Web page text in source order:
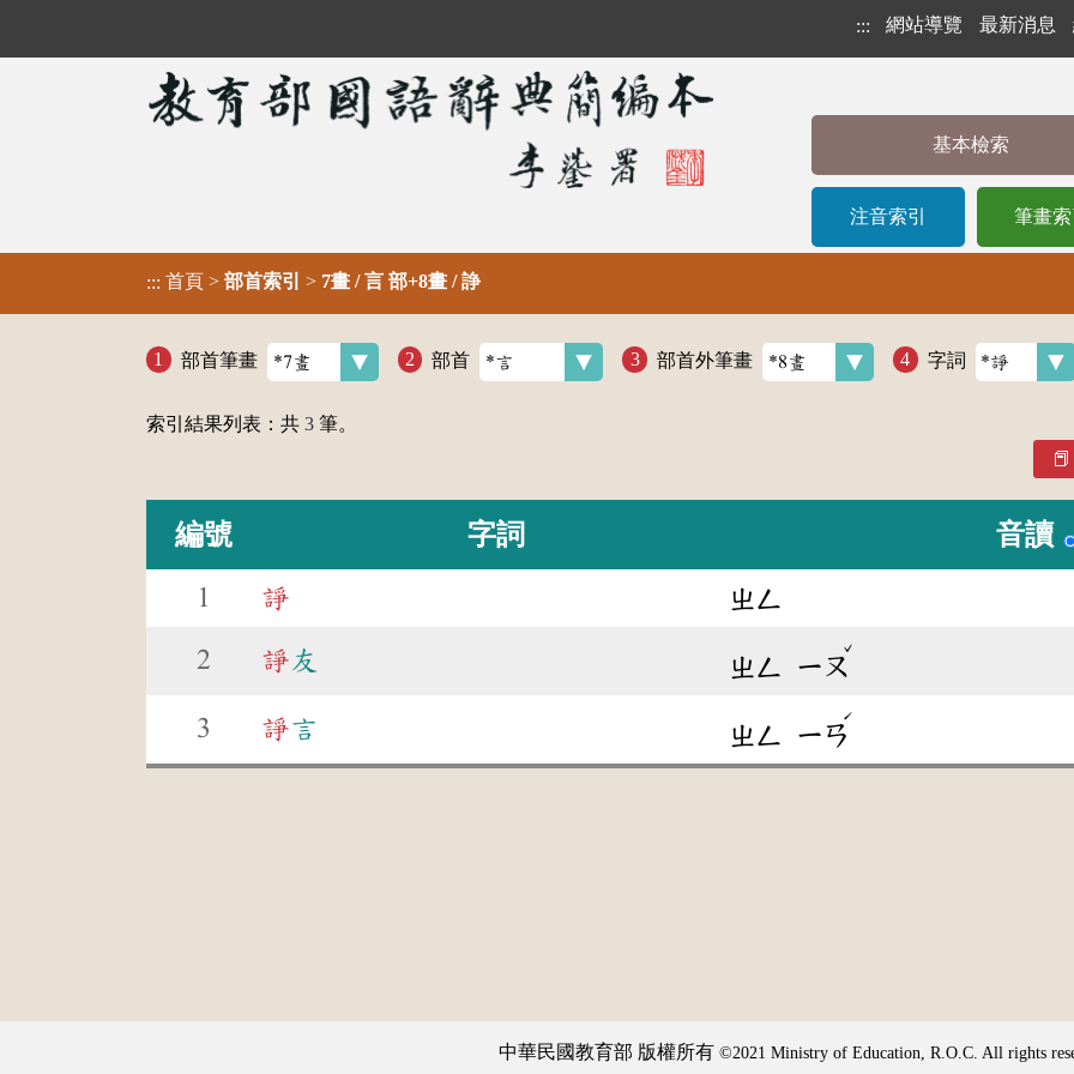
::: 網站導覽 最新消息
基本檢索
注音索引 筆畫索
::: 首頁 > 部首索引 > 7畫 / 言 部+8畫 / 諍
部首筆畫 部首 部首外筆畫 字詞
索引結果列表：共 3 筆。
編號 字詞 音讀
1 諍 ㄓㄥ
2 諍 友 ㄓㄥ ㄧㄡ
ˇ
3 諍言 ㄓㄥ ㄧㄢ
ˊ
中華民國教育部 版權所有 ©2021 Ministry of Education, R.O.C. All rights